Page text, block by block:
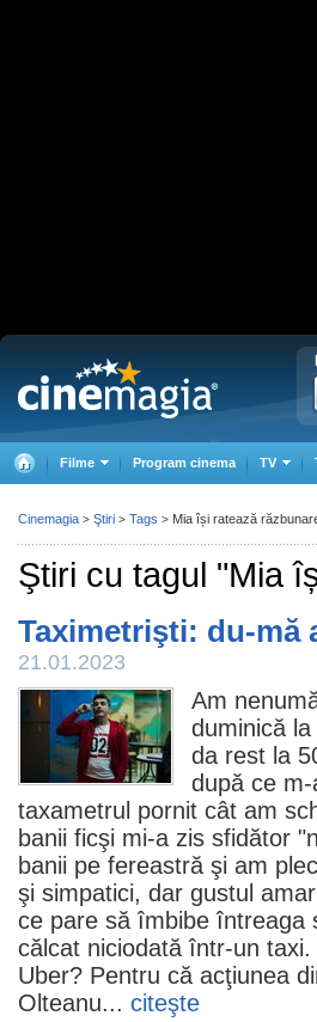
Filme Program cinema TV
Ştiri cu tagul "Mia
Taximetrişti: du-mă
21.01.2023
Am
duminică
da rest la
după ce
taxametrul pornit cât am
banii ficşi mi-a zis sfidător
banii pe fereastră şi am
şi simpatici, dar gustul
ce pare să îmbibe întreaga
călcat niciodată într-un
Uber? Pentru că acţiunea
Olteanu... citeşte
Cinemagia > Ştiri > Tags > Mia își ratează